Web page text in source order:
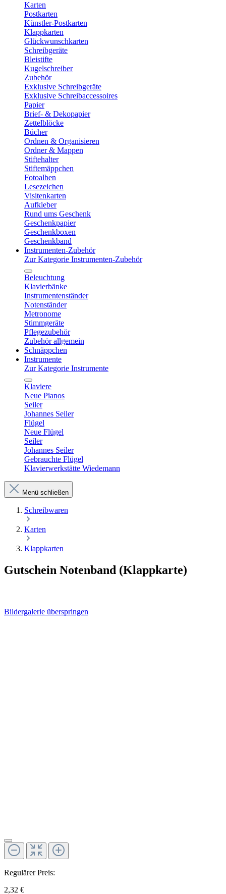
Karten
Postkarten
Künstler-Postkarten
Klappkarten
Glückwunschkarten
Schreibgeräte
Bleistifte
Kugelschreiber
Zubehör
Exklusive Schreibgeräte
Exklusive Schreibaccessoires
Papier
Brief- & Dekopapier
Zettelblöcke
Bücher
Ordnen & Organisieren
Ordner & Mappen
Stiftehalter
Stiftemäppchen
Fotoalben
Lesezeichen
Visitenkarten
Aufkleber
Rund ums Geschenk
Geschenkpapier
Geschenkboxen
Geschenkband
Instrumenten-Zubehör
Zur Kategorie Instrumenten-Zubehör
Beleuchtung
Klavierbänke
Instrumentenständer
Notenständer
Metronome
Stimmgeräte
Pflegezubehör
Zubehör allgemein
Schnäppchen
Instrumente
Zur Kategorie Instrumente
Klaviere
Neue Pianos
Seiler
Johannes Seiler
Flügel
Neue Flügel
Seiler
Johannes Seiler
Gebrauchte Flügel
Klavierwerkstätte Wiedemann
Menü schließen
Schreibwaren
Karten
Klappkarten
Gutschein Notenband (Klappkarte)
Bildergalerie überspringen
Regulärer Preis:
2,32 €